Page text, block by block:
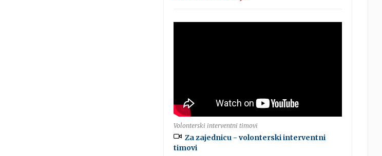
Volonterski interventni timovi
Za zajednicu - volonterski interventni
timovi